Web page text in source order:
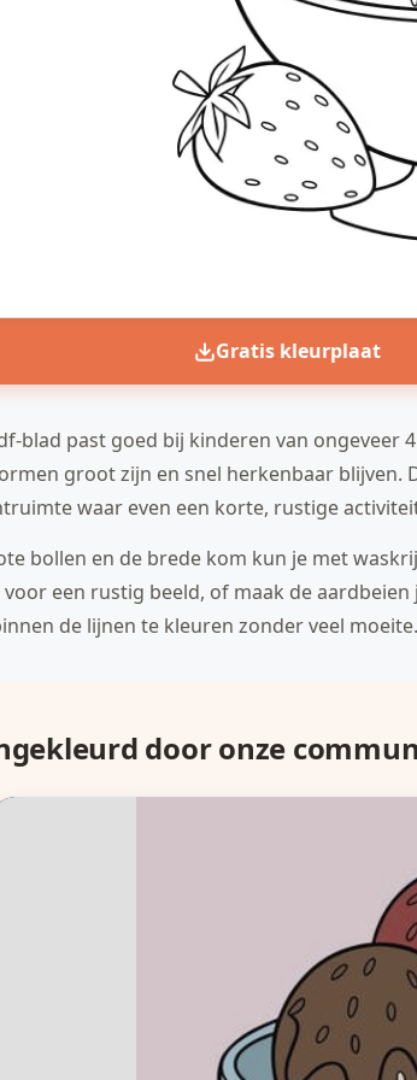
Gratis kleurplaat
blad past goed bij kinderen van ongeveer
groot zijn en snel herkenbaar blijven.
waar even een korte, rustige
bollen en de brede kom kun je met
een rustig beeld, of maak de
de lijnen te kleuren zonder veel moeite.
door onze